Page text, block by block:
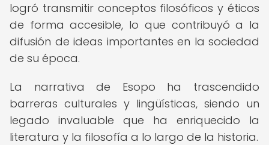
logró transmitir conceptos filosóficos y éticos
de forma accesible, lo que contribuyó a la
difusión de ideas importantes en la sociedad
de su época.
La narrativa de Esopo ha trascendido
barreras culturales y lingüísticas, siendo un
legado invaluable que ha enriquecido la
literatura y la filosofía a lo largo de la historia.